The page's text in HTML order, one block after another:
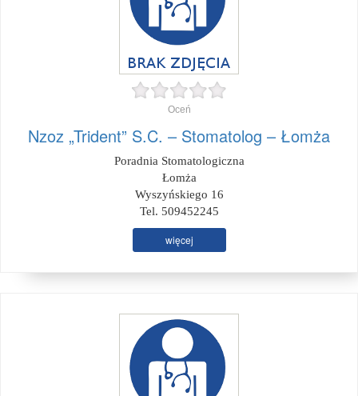
Oceń
Nzoz „Trident” S.C. – Stomatolog – Łomża
Poradnia Stomatologiczna
Łomża
Wyszyńskiego 16
Tel. 509452245
więcej